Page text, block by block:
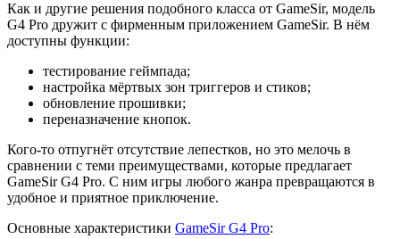
Как и другие решения подобного класса от GameSir, модель
G4 Pro дружит с фирменным приложением GameSir. В нём
доступны функции:
тестирование геймпада;
настройка мёртвых зон триггеров и стиков;
обновление прошивки;
переназначение кнопок.
Кого-то отпугнёт отсутствие лепестков, но это мелочь в
сравнении с теми преимуществами, которые предлагает
GameSir G4 Pro. С ним игры любого жанра превращаются в
удобное и приятное приключение.
Основные характеристики GameSir G4 Pro: